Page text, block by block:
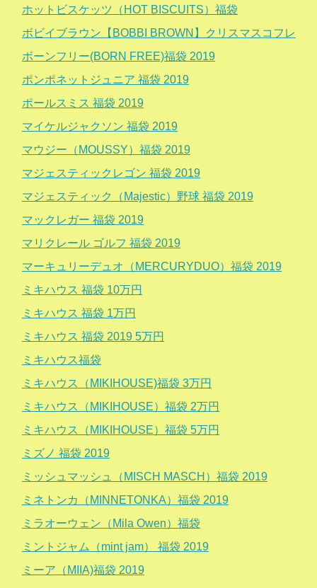
ホットビスケッツ（HOT BISCUITS）福袋
ボビイブラウン【BOBBI BROWN】クリスマスコフレ
ボーンフリー(BORN FREE)福袋 2019
ポンポネットジュニア 福袋 2019
ポールスミス 福袋 2019
マイケルジャクソン 福袋 2019
マウジー（MOUSSY）福袋 2019
マジェスティックレゴン 福袋 2019
マジェスティック（Majestic）野球 福袋 2019
マックレガー 福袋 2019
マリクレール ゴルフ 福袋 2019
マーキュリーデュオ（MERCURYDUO）福袋 2019
ミキハウス 福袋 10万円
ミキハウス 福袋 1万円
ミキハウス 福袋 2019 5万円
ミキハウス福袋
ミキハウス（MIKIHOUSE)福袋 3万円
ミキハウス（MIKIHOUSE）福袋 2万円
ミキハウス（MIKIHOUSE）福袋 5万円
ミズノ 福袋 2019
ミッシュマッシュ（MISCH MASCH）福袋 2019
ミネトンカ（MINNETONKA）福袋 2019
ミラオーウェン（Mila Owen）福袋
ミントジャム（mint jam） 福袋 2019
ミーア（MIIA)福袋 2019